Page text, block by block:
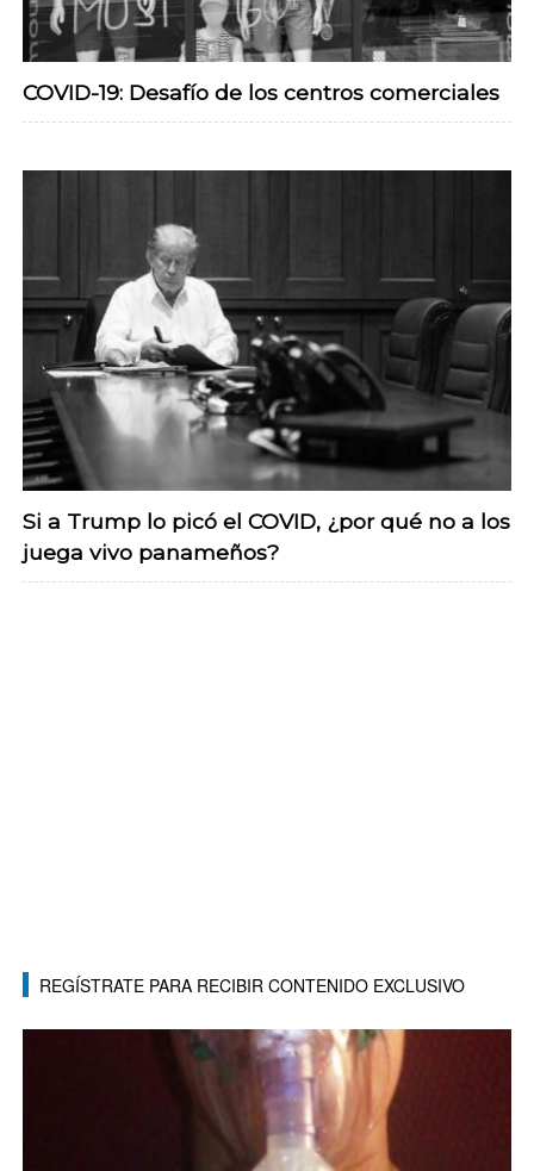
COVID-19: Desafío de los centros comerciales
Si a Trump lo picó el COVID, ¿por qué no a los
juega vivo panameños?
REGÍSTRATE PARA RECIBIR CONTENIDO EXCLUSIVO